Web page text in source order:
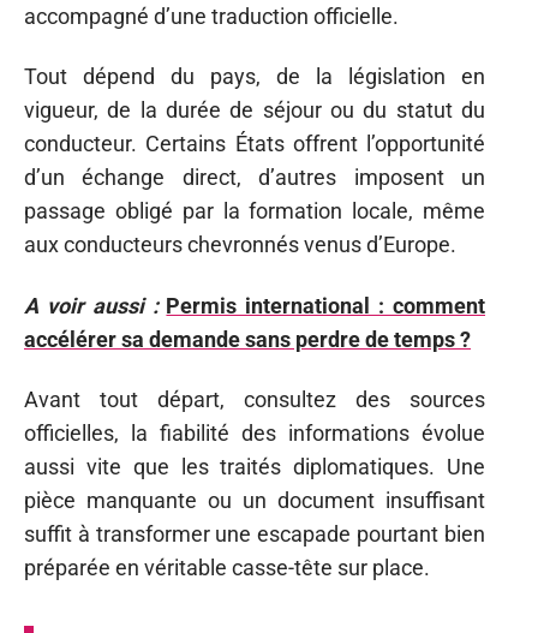
accompagné d’une traduction officielle.
Tout dépend du pays, de la législation en
vigueur, de la durée de séjour ou du statut du
conducteur. Certains États offrent l’opportunité
d’un échange direct, d’autres imposent un
passage obligé par la formation locale, même
aux conducteurs chevronnés venus d’Europe.
A voir aussi : Permis international : comment
accélérer sa demande sans perdre de temps ?
Avant tout départ, consultez des sources
officielles, la fiabilité des informations évolue
aussi vite que les traités diplomatiques. Une
pièce manquante ou un document insuffisant
suffit à transformer une escapade pourtant bien
préparée en véritable casse-tête sur place.